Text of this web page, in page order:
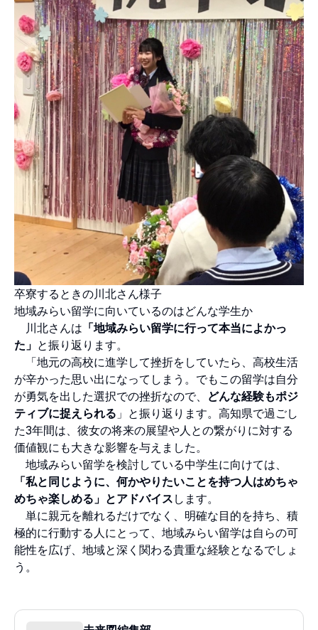
卒寮するときの川北さん様子
地域みらい留学に向いているのはどんな学生か
川北さんは 「地域みらい留学に行って本当によかっ
た」 と振り返ります。
「地元の高校に進学して挫折をしていたら、高校生活
が辛かった思い出になってしまう。でもこの留学は自分
が勇気を出した選択での挫折なので、 どんな経験もポジ
ティブに捉えられる 」と振り返ります。高知県で過ごし
た3年間は、彼女の将来の展望や人との繋がりに対する
価値観にも大きな影響を与えました。
地域みらい留学を検討している中学生に向けては、
「私と同じように、何かやりたいことを持つ人はめちゃ
めちゃ楽しめる」とアドバイス します。
単に親元を離れるだけでなく、明確な目的を持ち、積
極的に行動する人にとって、地域みらい留学は自らの可
能性を広げ、地域と深く関わる貴重な経験となるでしょ
う。